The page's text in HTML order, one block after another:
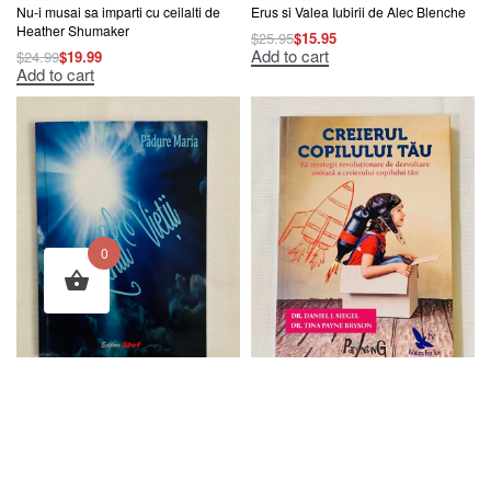
Nu-i musai sa imparti cu ceilalti de
Heather Shumaker
$24.99$19.99
Add to cart
Erus si Valea Iubirii de Alec Blenche
$25.95$15.95
Add to cart
0